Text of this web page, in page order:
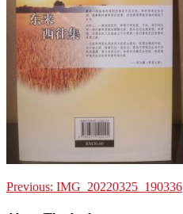
Previous: IMG_20220325_190336